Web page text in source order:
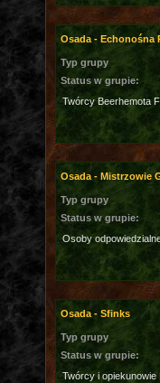
Osada - Echonośna
Typ grupy
Status w grupie:
Twórcy Beerhemota
Osada - Mistrzowie
Typ grupy
Status w grupie:
Osoby
Osada - Sfinks
Typ grupy
Status w grupie:
Twórcy i opiekunowie